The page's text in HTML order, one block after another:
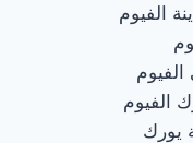
الفيوم
الفيوم
يورك